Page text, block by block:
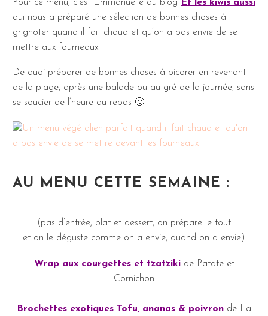
Pour ce menu, c’est Emmanuelle du blog
Et les kiwis aussi
qui nous a préparé une sélection de bonnes choses à
grignoter quand il fait chaud et qu’on a pas envie de se
mettre aux fourneaux.
De quoi préparer de bonnes choses à picorer en revenant
de la plage, après une balade ou au gré de la journée, sans
se soucier de l’heure du repas 🙂
AU MENU CETTE SEMAINE :
(pas d’entrée, plat et dessert, on prépare le tout
et on le déguste comme on a envie, quand on a envie)
Wrap aux courgettes et tzatzikide Patate et
Cornichon
Brochettes exotiques Tofu, ananas & poivron de La